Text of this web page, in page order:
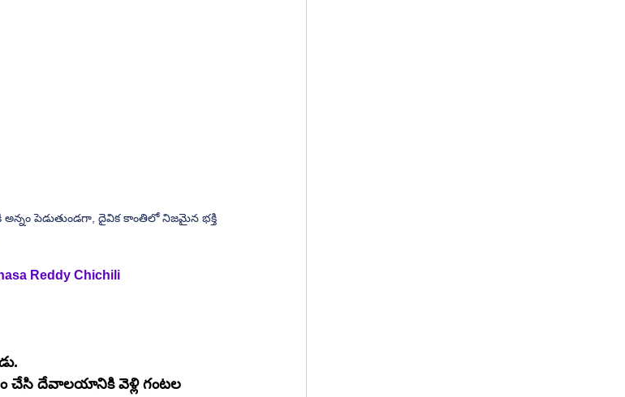
అన్నం పెడుతుండగా, దైవిక కాంతిలో నిజమైన భక్తి
Reddy Chichili
చేసి దేవాలయానికి వెళ్లి గంటల